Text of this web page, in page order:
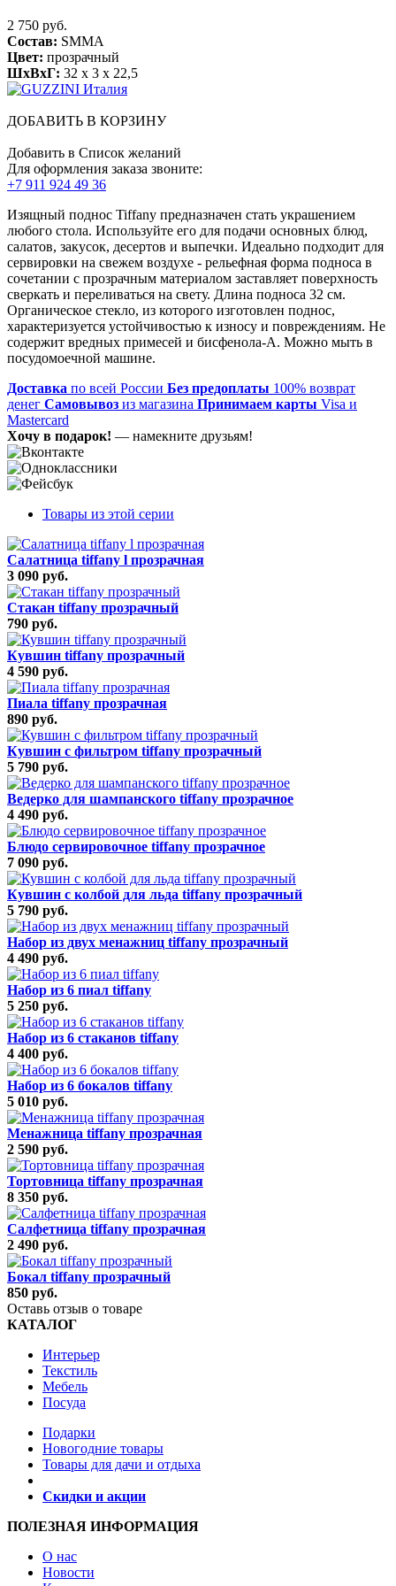
2 750 руб.
Состав: SMMA
Цвет: прозрачный
ШхВхГ: 32 x 3 x 22,5
ДОБАВИТЬ В КОРЗИНУ
Добавить в Список желаний
Для оформления заказа звоните:
+7 911 924 49 36
Изящный поднос Tiffany предназначен стать украшением
любого стола. Используйте его для подачи основных блюд,
салатов, закусок, десертов и выпечки. Идеально подходит для
сервировки на свежем воздухе - рельефная форма подноса в
сочетании с прозрачным материалом заставляет поверхность
сверкать и переливаться на свету. Длина подноса 32 см.
Органическое стекло, из которого изготовлен поднос,
характеризуется устойчивостью к износу и повреждениям. Не
содержит вредных примесей и бисфенола-А. Можно мыть в
посудомоечной машине.
Доставка по всей России Без предоплаты 100% возврат
денег Самовывоз из магазина Принимаем карты Visa и
Mastercard
Хочу в подарок! — намекните друзьям!
Товары из этой серии
Салатница tiffany l прозрачная
3 090 руб.
Стакан tiffany прозрачный
790 руб.
Кувшин tiffany прозрачный
4 590 руб.
Пиала tiffany прозрачная
890 руб.
Кувшин с фильтром tiffany прозрачный
5 790 руб.
Ведерко для шампанского tiffany прозрачное
4 490 руб.
Блюдо сервировочное tiffany прозрачное
7 090 руб.
Кувшин с колбой для льда tiffany прозрачный
5 790 руб.
Набор из двух менажниц tiffany прозрачный
4 490 руб.
Набор из 6 пиал tiffany
5 250 руб.
Набор из 6 стаканов tiffany
4 400 руб.
Набор из 6 бокалов tiffany
5 010 руб.
Менажница tiffany прозрачная
2 590 руб.
Тортовница tiffany прозрачная
8 350 руб.
Салфетница tiffany прозрачная
2 490 руб.
Бокал tiffany прозрачный
850 руб.
Оставь отзыв о товаре
КАТАЛОГ
Интерьер
Текстиль
Мебель
Посуда
Подарки
Новогодние товары
Товары для дачи и отдыха
Скидки и акции
ПОЛЕЗНАЯ ИНФОРМАЦИЯ
О нас
Новости